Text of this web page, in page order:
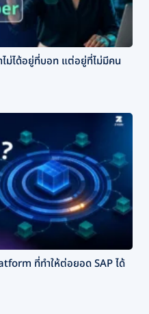
ม่ได้อยู่ที่บอท แต่อยู่ที่ไม่มีคน
ที่ทำให้ต่อยอด SAP ได้